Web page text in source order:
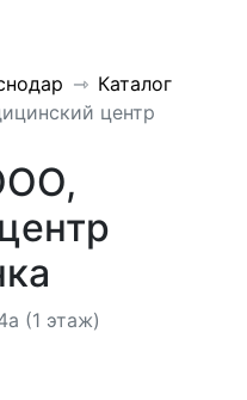
Каталог
центр
(1 этаж)